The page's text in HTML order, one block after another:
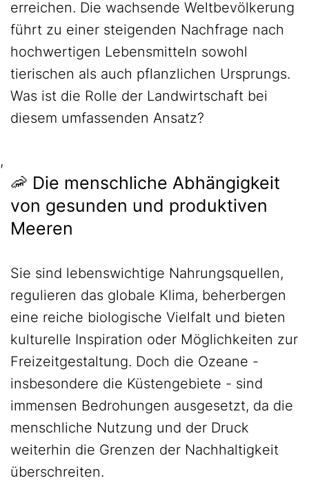
erreichen. Die wachsende Weltbevölkerung
führt zu einer steigenden Nachfrage nach
hochwertigen Lebensmitteln sowohl
tierischen als auch pflanzlichen Ursprungs.
Was ist die Rolle der Landwirtschaft bei
diesem umfassenden Ansatz?
,
🦐 Die menschliche Abhängigkeit
von gesunden und produktiven
Meeren
Sie sind lebenswichtige Nahrungsquellen,
regulieren das globale Klima, beherbergen
eine reiche biologische Vielfalt und bieten
kulturelle Inspiration oder Möglichkeiten zur
Freizeitgestaltung. Doch die Ozeane -
insbesondere die Küstengebiete - sind
immensen Bedrohungen ausgesetzt, da die
menschliche Nutzung und der Druck
weiterhin die Grenzen der Nachhaltigkeit
überschreiten.